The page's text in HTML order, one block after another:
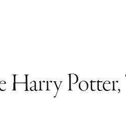
Harry Potter,